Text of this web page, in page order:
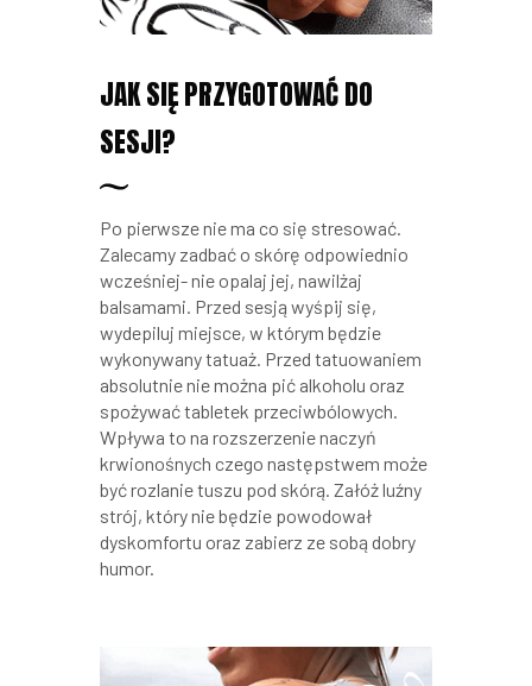
JAK SIĘ PRZYGOTOWAĆ DO
SESJI?
Po pierwsze nie ma co się stresować.
Zalecamy zadbać o skórę odpowiednio
wcześniej- nie opalaj jej, nawilżaj
balsamami. Przed sesją wyśpij się,
wydepiluj miejsce, w którym będzie
wykonywany tatuaż. Przed tatuowaniem
absolutnie nie można pić alkoholu oraz
spożywać tabletek przeciwbólowych.
Wpływa to na rozszerzenie naczyń
krwionośnych czego następstwem może
być rozlanie tuszu pod skórą. Załóż luźny
strój, który nie będzie powodował
dyskomfortu oraz zabierz ze sobą dobry
humor.